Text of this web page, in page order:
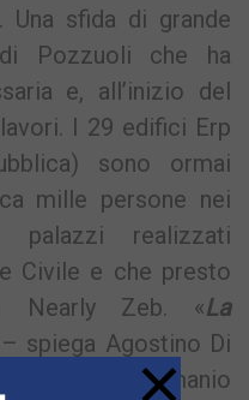
Una sfida di grande
Pozzuoli che ha
e, all’inizio del
I 29 edifici Erp
sono ormai
mille persone nei
palazzi realizzati
Civile e che presto
Nearly Zeb. «La
spiega Agostino Di
e Demanio